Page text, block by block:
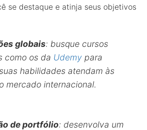
se destaque e atinja seus objetivos
globais: busque cursos
como os da Udemy para
habilidades atendam às
mercado internacional.
de portfólio: desenvolva um